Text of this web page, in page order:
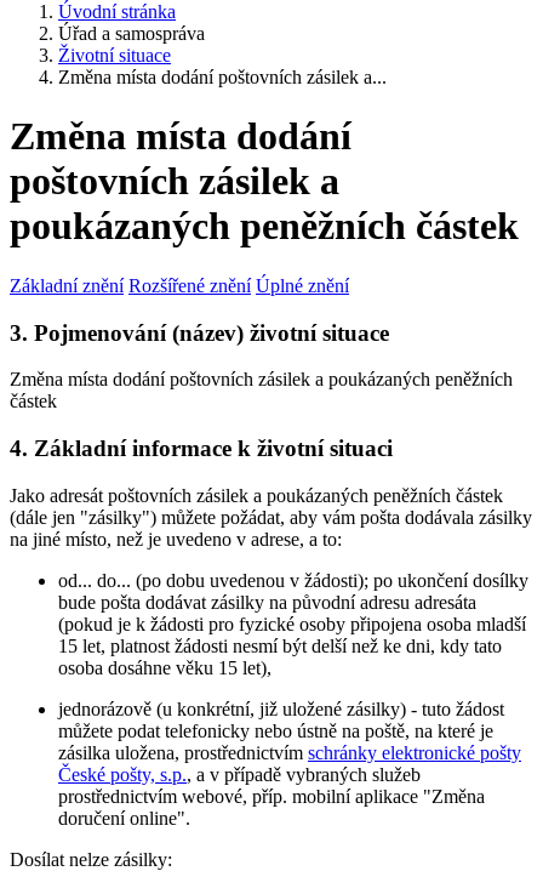
Úvodní stránka
Úřad a samospráva
Životní situace
Změna místa dodání poštovních zásilek a...
Změna místa dodání
poštovních zásilek a
poukázaných peněžních částek
Základní znění Rozšířené znění Úplné znění
3. Pojmenování (název) životní situace
Změna místa dodání poštovních zásilek a poukázaných peněžních
částek
4. Základní informace k životní situaci
Jako adresát poštovních zásilek a poukázaných peněžních částek
(dále jen "zásilky") můžete požádat, aby vám pošta dodávala zásilky
na jiné místo, než je uvedeno v adrese, a to:
od... do... (po dobu uvedenou v žádosti); po ukončení dosílky
bude pošta dodávat zásilky na původní adresu adresáta
(pokud je k žádosti pro fyzické osoby připojena osoba mladší
15 let, platnost žádosti nesmí být delší než ke dni, kdy tato
osoba dosáhne věku 15 let),
jednorázově (u konkrétní, již uložené zásilky) - tuto žádost
můžete podat telefonicky nebo ústně na poště, na které je
zásilka uložena, prostřednictvím schránky elektronické pošty
České pošty, s.p., a v případě vybraných služeb
prostřednictvím webové, příp. mobilní aplikace "Změna
doručení online".
Dosílat nelze zásilky: